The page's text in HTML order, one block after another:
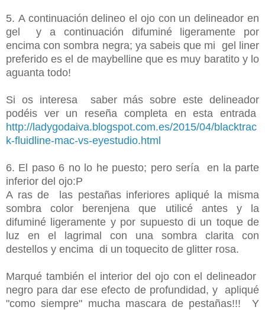
5. A continuación delineo el ojo con un delineador en
gel y a continuación difuminé ligeramente por
encima con sombra negra; ya sabeis que mi gel liner
preferido es el de maybelline que es muy baratito y lo
aguanta todo!
Si os interesa saber más sobre este delineador
podéis ver un reseña completa en esta entrada
http://ladygodaiva.blogspot.com.es/2015/04/blacktrac
k-fluidline-mac-vs-eyestudio.html
6. El paso 6 no lo he puesto; pero sería en la parte
inferior del ojo:P
A ras de las pestañas inferiores apliqué la misma
sombra color berenjena que utilicé antes y la
difuminé ligeramente y por supuesto di un toque de
luz en el lagrimal con una sombra clarita con
destellos y encima di un toquecito de glitter rosa.
Marqué también el interior del ojo con el delineador
negro para dar ese efecto de profundidad, y apliqué
"como siempre" mucha mascara de pestañas!!! Y